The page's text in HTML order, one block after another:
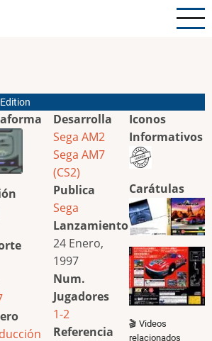
Desarrolla
Sega AM2
Sega AM7
(CS2)
Publica
Sega
Lanzamiento
24 Enero,
1997
Num.
Jugadores
1-2
Referencia
Iconos
Informativos
Carátulas
🎬 Videos
relacionados